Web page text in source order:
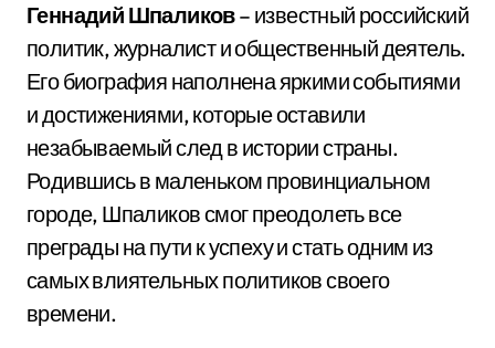
Геннадий Шпаликов– известный российский
политик, журналист и общественный деятель.
Его биография наполнена яркими событиями
и достижениями, которые оставили
незабываемый след в истории страны.
Родившись в маленьком провинциальном
городе, Шпаликов смог преодолеть все
преграды на пути к успеху и стать одним из
самых влиятельных политиков своего
времени.